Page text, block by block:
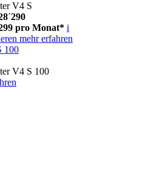
V4 S
pro Monat* i
mehr erfahren
100
V4 S 100